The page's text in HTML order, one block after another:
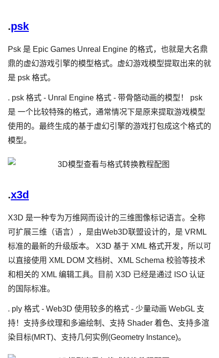
.psk
Psk 是 Epic Games Unreal Engine 的格式，也就是大名鼎
鼎的虚幻游戏引擎的模型格式。虚幻游戏模型提取出来的就
是 psk 格式。
. psk 格式 - Unral Engine 格式 - 带骨骼动画的模型！ psk
是 一个比较特殊的格式，通常情况下是原来提取游戏模型
使用的。最终生成的基于虚幻引擎的游戏打包成这个格式的
模型。
.x3d
X3D 是一种专为万维网而设计的三维图像标记语言。全称
可扩展三维（语言），是由Web3D联盟设计的，是 VRML
标准的最新的升级版本。 X3D 基于 XML 格式开发，所以可
以直接使用 XML DOM 文档树、XML Schema 校验等技术
和相关的 XML 编辑工具。目前 X3D 已经是通过 ISO 认证
的国际标准。
. ply 格式 - Web3D 使用较多的格式 - 少量动画 WebGL 支
持！支持多纹理和多遍绘制、支持 Shader 着色、支持多渲
染目标(MRT)、支持几何实例(Geometry Instance)。